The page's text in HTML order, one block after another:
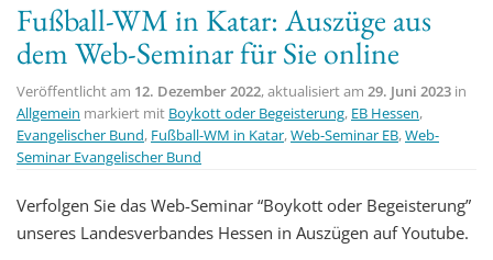
o
Fußball-WM in Katar: Auszüge aus
dem Web-Seminar für Sie online
Veröffentlicht am 12. Dezember 2022, aktualisiert am 29. Juni 2023 in
Allgemein markiert mit Boykott oder Begeisterung, EB Hessen,
Evangelischer Bund, Fußball-WM in Katar,Web-Seminar EB,Web-
Seminar Evangelischer Bund
Verfolgen Sie das Web-Seminar “Boykott oder Begeisterung”
unseres Landesverbandes Hessen in Auszügen auf Youtube.